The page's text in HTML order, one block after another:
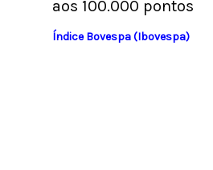
aos 100.000 pontos
Índice Bovespa (Ibovespa)